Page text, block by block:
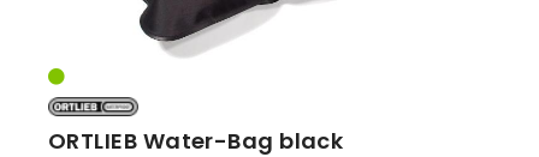
ORTLIEB Water-Bag black